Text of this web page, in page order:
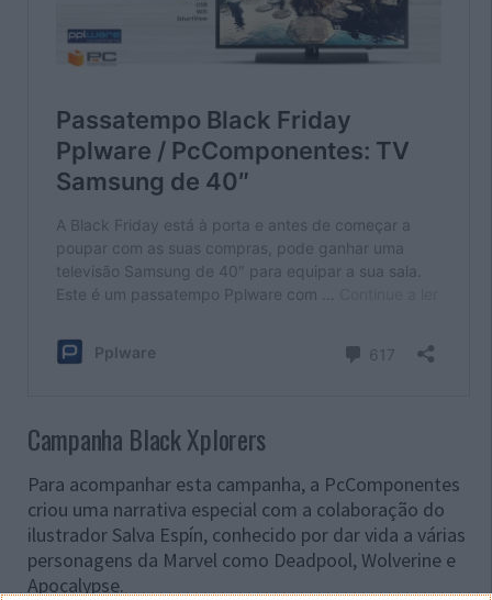
Campanha Black Xplorers
Para acompanhar esta campanha, a PcComponentes
criou uma narrativa especial com a colaboração do
ilustrador Salva Espín, conhecido por dar vida a várias
personagens da Marvel como Deadpool, Wolverine e
Apocalypse.